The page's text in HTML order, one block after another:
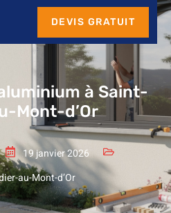
DEVIS GRATUIT
à Saint-
Mont-d’Or
19 janvier 2026
au-Mont-d’Or